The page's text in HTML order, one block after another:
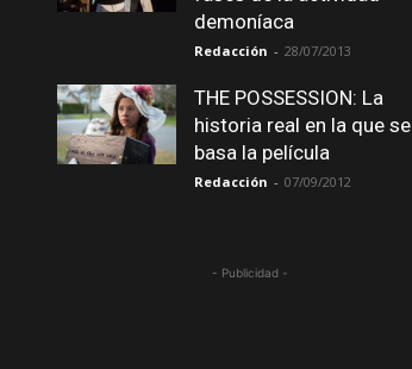
demoníaca
Redacción - 28/07/2013
THE POSSESSION: La
historia real en la que se
basa la película
Redacción - 07/09/2012
- Publicidad -